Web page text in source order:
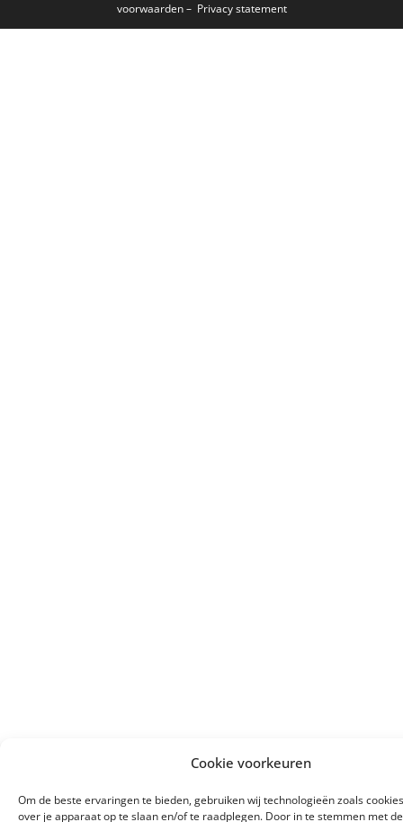
Cookie voorkeuren
Om de beste ervaringen te bieden, gebruiken wij technologieën zoals
over je apparaat op te slaan en/of te raadplegen. Door in te stemmen met
voorwaarden– Privacy statement